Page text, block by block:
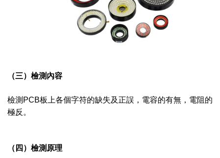
（三）檢測內容
檢測PCB板上各個字符的缺失及正誤，電容的有無，電阻的
極反。
（四）檢測原理